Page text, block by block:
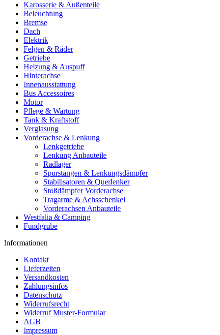
Karosserie & Außenteile
Beleuchtung
Bremse
Dach
Elektrik
Felgen & Räder
Getriebe
Heizung & Auspuff
Hinterachse
Innenausstattung
Bus Accessoires
Motor
Pflege & Wartung
Tank & Kraftstoff
Verglasung
Vorderachse & Lenkung
Lenkgetriebe
Lenkung Anbauteile
Radlager
Spurstangen & Lenkungsdämpfer
Stabilisatoren & Querlenker
Stoßdämpfer Vorderachse
Tragarme & Achsschenkel
Vorderachsen Anbauteile
Westfalia & Camping
Fundgrube
Informationen
Kontakt
Lieferzeiten
Versandkosten
Zahlungsinfos
Datenschutz
Widerrufsrecht
Widerruf Muster-Formular
AGB
Impressum